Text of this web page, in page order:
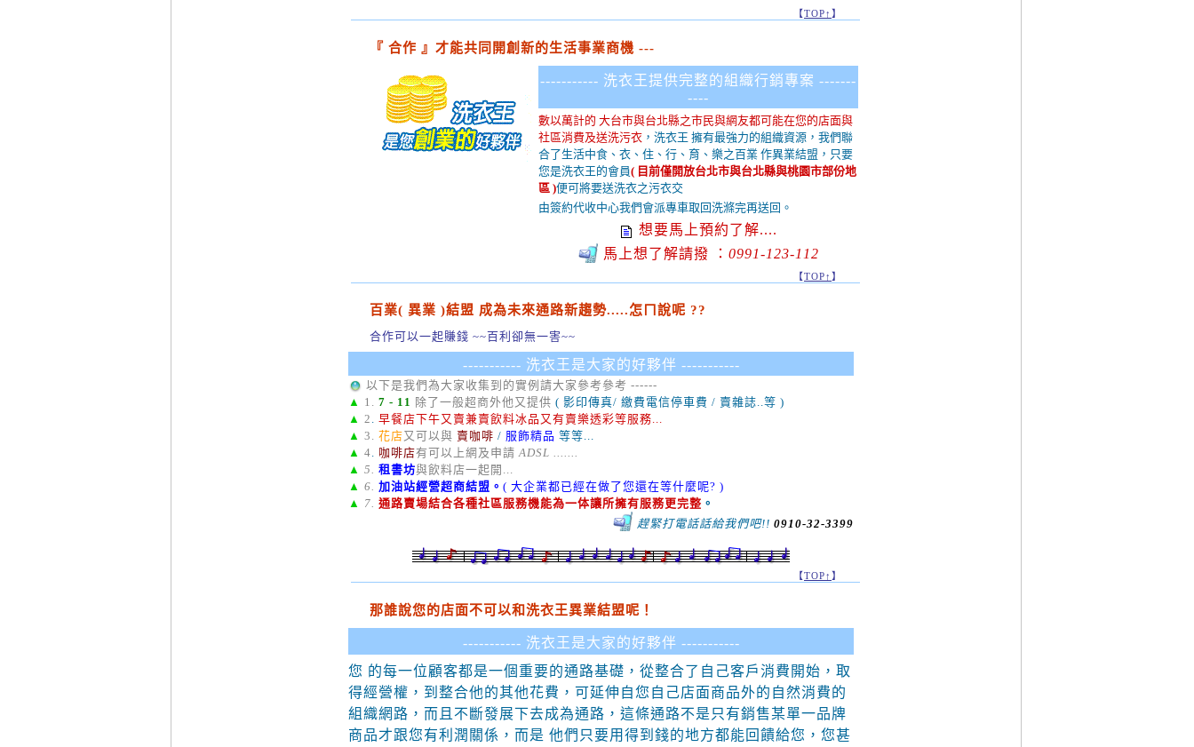
【TOP↑ 】
『 合作 』才能共同開創新的生活事業商機 ---
----------- 洗衣王提供完整的組織行銷專案 -------
----
數以萬計的 大台市與台北縣之市民與網友都可能在您的店面與
社區消費及送洗污衣 ，洗衣王 擁有最強力的組織資源，我們聯
合了生活中食、衣、住、行、育、樂之百業 作異業結盟，只要
您是洗衣王的會員( 目前僅開放台北市與台北縣與桃園市部份地
區 )便可將要送洗衣之污衣交
由簽約代收中心我們會派專車取回洗滌完再送回。
想要馬上預約了解....
馬上想了解請撥 ： 0991-123-112
【TOP↑ 】
百業( 異業 )結盟 成為未來通路新趨勢.....怎ㄇ說呢 ??
合作可以一起賺錢 ~~百利卻無一害~~
----------- 洗衣王是大家的好夥伴 -----------
以下是我們為大家收集到的實例請大家參考參考 ------
▲ 1. 7 - 11 除了一般超商外他又提供 ( 影印傳真/ 繳費電信停車費 / 賣雜誌..等 )
▲ 2 . 早餐店下午又賣兼賣飲料冰品又有賣樂透彩等服務...
▲ 3. 花店又可以與 賣咖啡 / 服飾精品 等等...
▲ 4. 咖啡店有可以上網及申請 ADSL .......
▲ 5. 租書坊與飲料店一起開...
▲ 6. 加油站經營超商結盟。 ( 大企業都已經在做了您還在等什麼呢? )
▲ 7. 通路賣場結合各種社區服務機能為一体讓所擁有服務更完整 。
趕緊打電話話給我們吧!! 0910-32-3399
【TOP↑ 】
那誰說您的店面不可以和洗衣王異業結盟呢！
----------- 洗衣王是大家的好夥伴 -----------
您 的每一位顧客都是一個重要的通路基礎 ， 從整合了自己客戶消費開始，取
得經營權，到整合他的其他花費，可延伸自您自己店面商品外的自然消費的
組織網路，而且不斷發展下去成為通路，這條通路不是只有銷售某單一品牌
商品才跟您有利潤關係，而是 他們只要用得到錢的地方都能回饋給您，您甚